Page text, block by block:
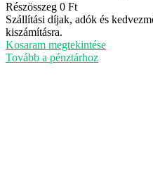
Termékek
a
kosárban
Részösszeg 0 Ft
Szállítási díjak, adók és
kiszámításra.
Kosaram megtekintése
Tovább a pénztárhoz